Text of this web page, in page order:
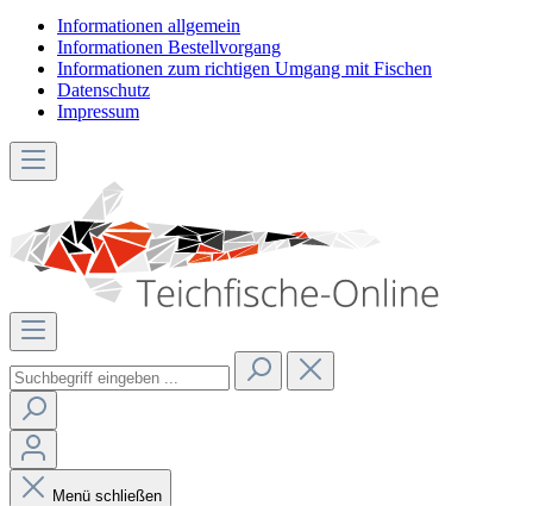
Informationen allgemein
Informationen Bestellvorgang
Informationen zum richtigen Umgang mit Fischen
Datenschutz
Impressum
Menü schließen